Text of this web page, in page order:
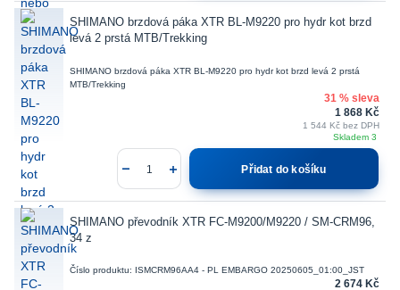
SHIMANO brzdová páka XTR BL-M9220 pro hydr kot brzd
levá 2 prstá MTB/Trekking
SHIMANO brzdová páka XTR BL-M9220 pro hydr kot brzd levá 2 prstá
MTB/Trekking
31 % sleva
1 868 Kč
1 544 Kč bez DPH
Skladem 3
Přidat do košíku
SHIMANO převodník XTR FC-M9200/M9220 / SM-CRM96,
34 z
Číslo produktu: ISMCRM96AA4 - PL EMBARGO 20250605_01:00_JST
2 674 Kč